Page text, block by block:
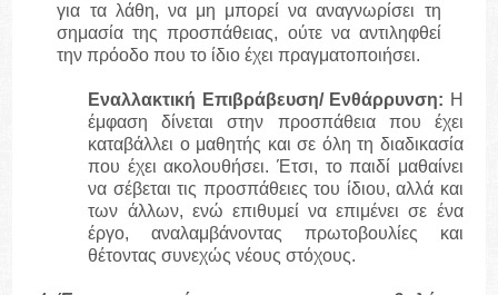
για τα λάθη, να μη μπορεί να αναγνωρίσει τη
σημασία της προσπάθειας, ούτε να αντιληφθεί
την πρόοδο που το ίδιο έχει πραγματοποιήσει.
Εναλλακτική Επιβράβευση/ Ενθάρρυνση: Η
έμφαση δίνεται στην προσπάθεια που έχει
καταβάλλει ο μαθητής και σε όλη τη διαδικασία
που έχει ακολουθήσει. Έτσι, το παιδί μαθαίνει
να σέβεται τις προσπάθειες του ίδιου, αλλά και
των άλλων, ενώ επιθυμεί να επιμένει σε ένα
έργο, αναλαμβάνοντας πρωτοβουλίες και
θέτοντας συνεχώς νέους στόχους.